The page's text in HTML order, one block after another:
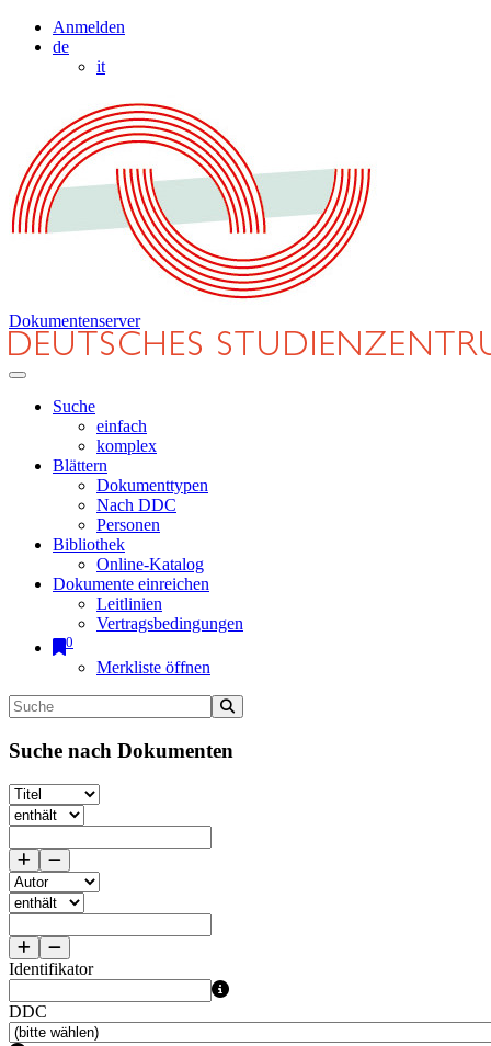
Anmelden
de
it
Dokumentenserver
Suche
einfach
komplex
Blättern
Dokumenttypen
Nach DDC
Personen
Bibliothek
Online-Katalog
Dokumente einreichen
Leitlinien
Vertragsbedingungen
0
Merkliste öffnen
Suche nach Dokumenten
Identifikator
DDC